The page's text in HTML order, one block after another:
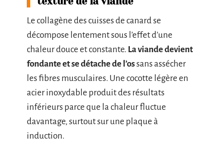
Le collagène des cuisses de canard se
décompose lentement sous l’effet d’une
chaleur douce et constante. La viande devient
fondante et se détache de l’ossans assécher
les fibres musculaires. Une cocotte légère en
acier inoxydable produit des résultats
inférieurs parce que la chaleur fluctue
davantage, surtout sur une plaque à
induction.